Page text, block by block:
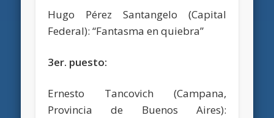
Hugo Pérez Santangelo (Capital
Federal): “Fantasma en quiebra”
3er. puesto:
Ernesto Tancovich (Campana,
Provincia de Buenos Aires):